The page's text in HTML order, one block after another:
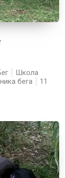
Школа
бега
11